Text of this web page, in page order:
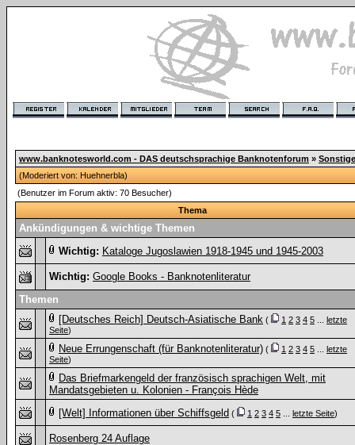
www.banknotesworld.com - DAS deutschsprachige Banknotenforum »
(Moderiert von: Huehnerbla)
(Benutzer im Forum aktiv: 70 Besucher)
Thema
Ankündigungen & wichtige Themen
Wichtig: Kataloge Jugoslawien 1918-1945 und 1945-2003
Wichtig: Google Books - Banknotenliteratur
Themen
[Deutsches Reich] Deutsch-Asiatische Bank ( 1 2 3 4 5
letzte
Seite)
Neue Errungenschaft (für Banknotenliteratur) ( 1 2 3 4 5
letzte
Seite)
Das Briefmarkengeld der französisch sprachigen Welt, mit
Mandatsgebieten u. Kolonien - François Hède
[Welt] Informationen über Schiffsgeld ( 1 2 3 4 5 letzte Seite)
Rosenberg 24 Auflage